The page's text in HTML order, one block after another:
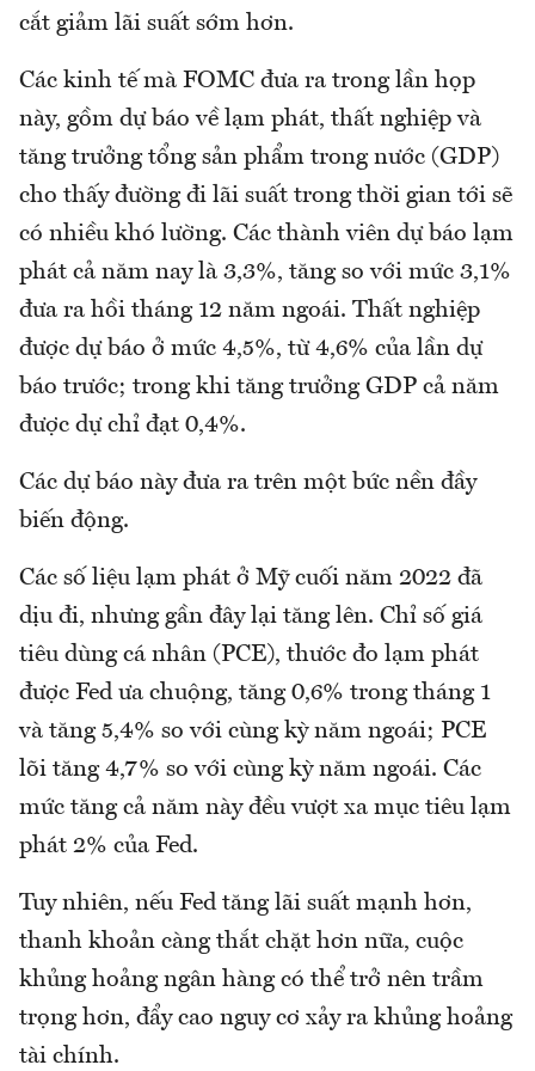
cắt giảm lãi suất sớm hơn.
Các kinh tế mà FOMC đưa ra trong lần họp
này, gồm dự báo về lạm phát, thất nghiệp và
tăng trưởng tổng sản phẩm trong nước (GDP)
cho thấy đường đi lãi suất trong thời gian tới sẽ
có nhiều khó lường. Các thành viên dự báo lạm
phát cả năm nay là 3,3%, tăng so với mức 3,1%
đưa ra hồi tháng 12 năm ngoái. Thất nghiệp
được dự báo ở mức 4,5%, từ 4,6% của lần dự
báo trước; trong khi tăng trưởng GDP cả năm
được dự chỉ đạt 0,4%.
Các dự báo này đưa ra trên một bức nền đầy
biến động.
Các số liệu lạm phát ở Mỹ cuối năm 2022 đã
dịu đi, nhưng gần đây lại tăng lên. Chỉ số giá
tiêu dùng cá nhân (PCE), thước đo lạm phát
được Fed ưa chuộng, tăng 0,6% trong tháng 1
và tăng 5,4% so với cùng kỳ năm ngoái; PCE
lõi tăng 4,7% so với cùng kỳ năm ngoái. Các
mức tăng cả năm này đều vượt xa mục tiêu lạm
phát 2% của Fed.
Tuy nhiên, nếu Fed tăng lãi suất mạnh hơn,
thanh khoản càng thắt chặt hơn nữa, cuộc
khủng hoảng ngân hàng có thể trở nên trầm
trọng hơn, đẩy cao nguy cơ xảy ra khủng hoảng
tài chính.